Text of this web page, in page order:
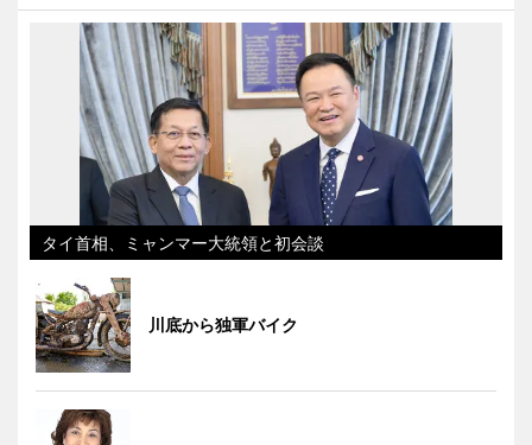
タイ首相、ミャンマー大統領と初会談
川底から独軍バイク